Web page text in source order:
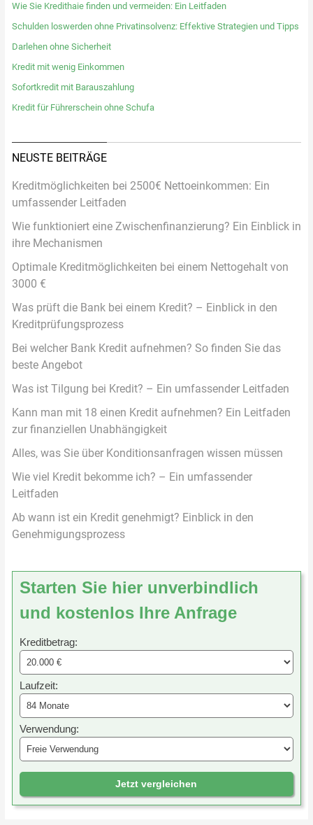
Wie Sie Kredithaie finden und vermeiden: Ein Leitfaden
Schulden loswerden ohne Privatinsolvenz: Effektive Strategien und Tipps
Darlehen ohne Sicherheit
Kredit mit wenig Einkommen
Sofortkredit mit Barauszahlung
Kredit für Führerschein ohne Schufa
NEUSTE BEITRÄGE
Kreditmöglichkeiten bei 2500€ Nettoeinkommen: Ein
umfassender Leitfaden
Wie funktioniert eine Zwischenfinanzierung? Ein Einblick in
ihre Mechanismen
Optimale Kreditmöglichkeiten bei einem Nettogehalt von
3000 €
Was prüft die Bank bei einem Kredit? – Einblick in den
Kreditprüfungsprozess
Bei welcher Bank Kredit aufnehmen? So finden Sie das
beste Angebot
Was ist Tilgung bei Kredit? – Ein umfassender Leitfaden
Kann man mit 18 einen Kredit aufnehmen? Ein Leitfaden
zur finanziellen Unabhängigkeit
Alles, was Sie über Konditionsanfragen wissen müssen
Wie viel Kredit bekomme ich? – Ein umfassender
Leitfaden
Ab wann ist ein Kredit genehmigt? Einblick in den
Genehmigungsprozess
Starten Sie hier unverbindlich
und kostenlos Ihre Anfrage
Kreditbetrag:
Laufzeit:
Verwendung:
Jetzt vergleichen